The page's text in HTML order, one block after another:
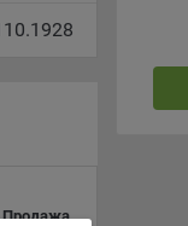
Продажа